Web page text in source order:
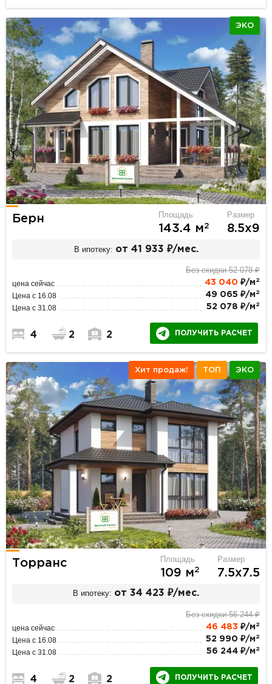
ЭКО
Берн Площадь
143.4 м2
Размер
8.5х9
В ипотеку: от 41 933 ₽/мес.
Без скидки 52 078 ₽
цена сейчас 43 040 ₽/м 2
Цена с 16.08 49 065 ₽/м 2
Цена с 31.08 52 078 ₽/м 2
4 2 2 ПОЛУЧИТЬ РАСЧЕТ
Хит продаж! ТОП ЭКО
Торранс Площадь
109 м2
Размер
7.5х7.5
В ипотеку: от 34 423 ₽/мес.
Без скидки 56 244 ₽
цена сейчас 46 483 ₽/м 2
Цена с 16.08 52 990 ₽/м 2
Цена с 31.08 56 244 ₽/м 2
4 2 2 ПОЛУЧИТЬ РАСЧЕТ